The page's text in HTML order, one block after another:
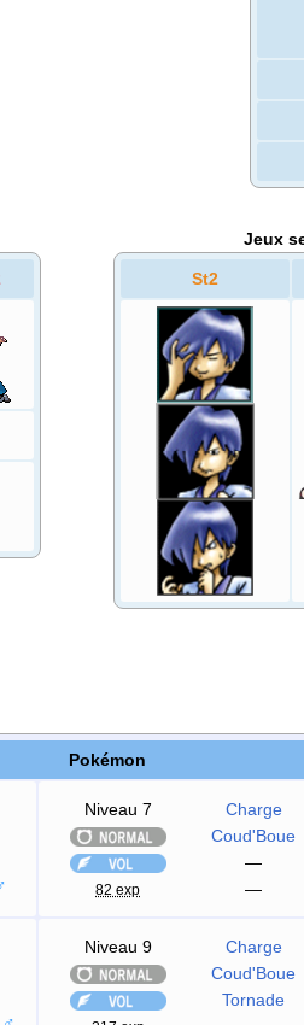
Jeux
St2
Pokémon
Niveau 7
82 exp
Charge
Coud'Boue
—
—
Niveau 9
Charge
Coud'Boue
Tornade